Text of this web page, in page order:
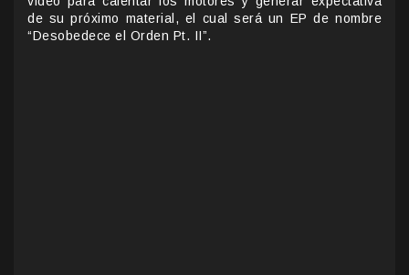
de su próximo material, el cual será un EP de nombre
“Desobedece el Orden Pt. II”.